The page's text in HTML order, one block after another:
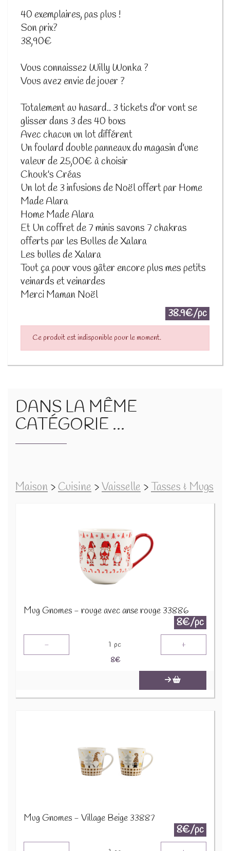
40 exemplaires, pas plus !
Son prix?
38,90€
Vous connaissez Willy Wonka ?
Vous avez envie de jouer ?
Totalement au hasard.. 3 tickets d'or vont se
glisser dans 3 des 40 boxs
Avec chacun un lot différent
Un foulard double panneaux du magasin d'une
valeur de 25,00€ à choisir
Chouk's Créas
Un lot de 3 infusions de Noël offert par Home
Made Alara
Home Made Alara
Et Un coffret de 7 minis savons 7 chakras
offerts par les Bulles de Xalara
Les bulles de Xalara
Tout ça pour vous gâter encore plus mes petits
veinards et veinardes
Merci Maman Noël
38.9€/pc
Ce produit est indisponible pour le moment.
DANS LA MÊME
CATÉGORIE ...
Maison >Cuisine >Vaisselle >Tasses & Mugs
Mug Gnomes - rouge avec anse rouge 33886
8€/pc
- 1 pc +
8€
Mug Gnomes - Village Beige 33887
8€/pc